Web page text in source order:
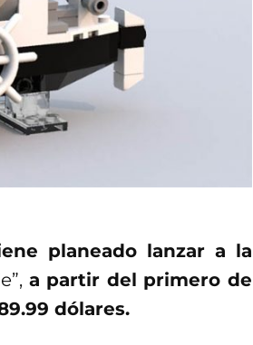
planeado lanzar a la
a partir del primero de
dólares.